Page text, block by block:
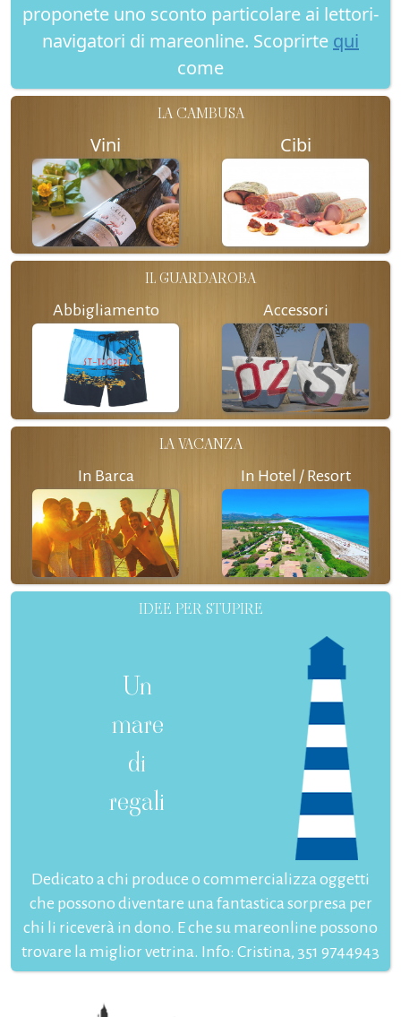
proponete uno sconto particolare ai lettori-
navigatori di mareonline. Scoprirte qui
come
LA CAMBUSA
Vini Cibi
IL GUARDAROBA
Abbigliamento Accessori
LA VACANZA
In Barca In Hotel / Resort
IDEE PER STUPIRE
Un
mare
di
regali
Dedicato a chi produce o commercializza oggetti
che possono diventare una fantastica sorpresa per
chi li riceverà in dono. E che su mareonline possono
trovare la miglior vetrina. Info: Cristina, 351 9744943